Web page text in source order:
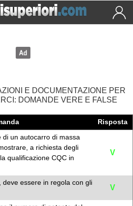
E DOCUMENTAZIONE PER
DOMANDE VERE E FALSE
Risposta
di un autocarro di massa
a richiesta degli
qualificazione CQC in
V
essere in regola con gli
V